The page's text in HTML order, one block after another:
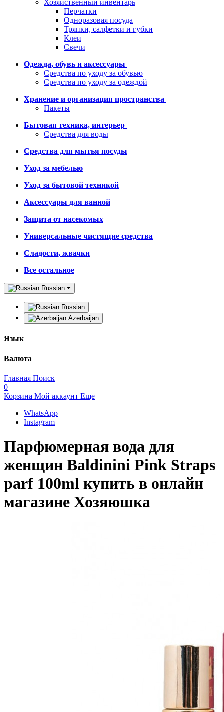
Хозяйственный инвентарь
Перчатки
Одноразовая посуда
Тряпки, салфетки и губки
Клеи
Свечи
Одежда, обувь и аксессуары
Средства по уходу за обувью
Средства по уходу за одеждой
Хранение и организация пространства
Пакеты
Бытовая техника, интерьер
Средства для воды
Средства для мытья посуды
Уход за мебелью
Уход за бытовой техникой
Аксессуары для ванной
Защита от насекомых
Универсальные чистящие средства
Сладости, жвачки
Все остальное
Russian
Russian
Azerbaijan
Язык
Валюта
Главная Поиск
0
Корзина Мой аккаунт Еще
WhatsApp
Instagram
Парфюмерная вода для
женщин Baldinini Pink Straps
parf 100ml купить в онлайн
магазине Хозяюшка